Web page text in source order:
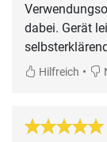
dabei. Gerät
Hilfreich •